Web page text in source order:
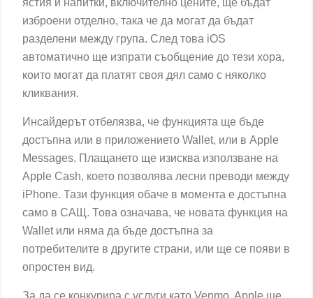
ястия и напитки, включително цените, ще бъдат
изброени отделно, така че да могат да бъдат
разделени между група. След това iOS
автоматично ще изпрати съобщение до тези хора,
които могат да платят своя дял само с няколко
кликвания.
Инсайдерът отбелязва, че функцията ще бъде
достъпна или в приложението Wallet, или в Apple
Messages. Плащането ще изисква използване на
Apple Cash, което позволява лесни преводи между
iPhone. Тази функция обаче в момента е достъпна
само в САЩ. Това означава, че новата функция на
Wallet или няма да бъде достъпна за
потребителите в другите страни, или ще се появи в
опростен вид.
За да се конкурира с услуги като Venmo, Apple ще